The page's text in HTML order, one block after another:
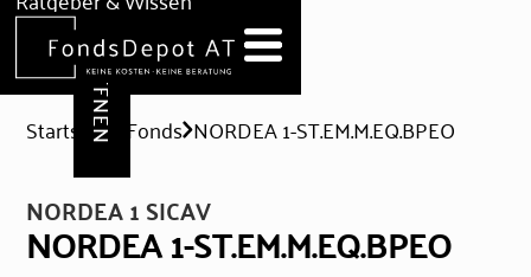
Hilfe & Formulare
DEPOT ERÖFFNEN
Startseite Fonds NORDEA 1-ST.EM.M.EQ.BPEO
NORDEA 1 SICAV
NORDEA 1-ST.EM.M.EQ.BPEO